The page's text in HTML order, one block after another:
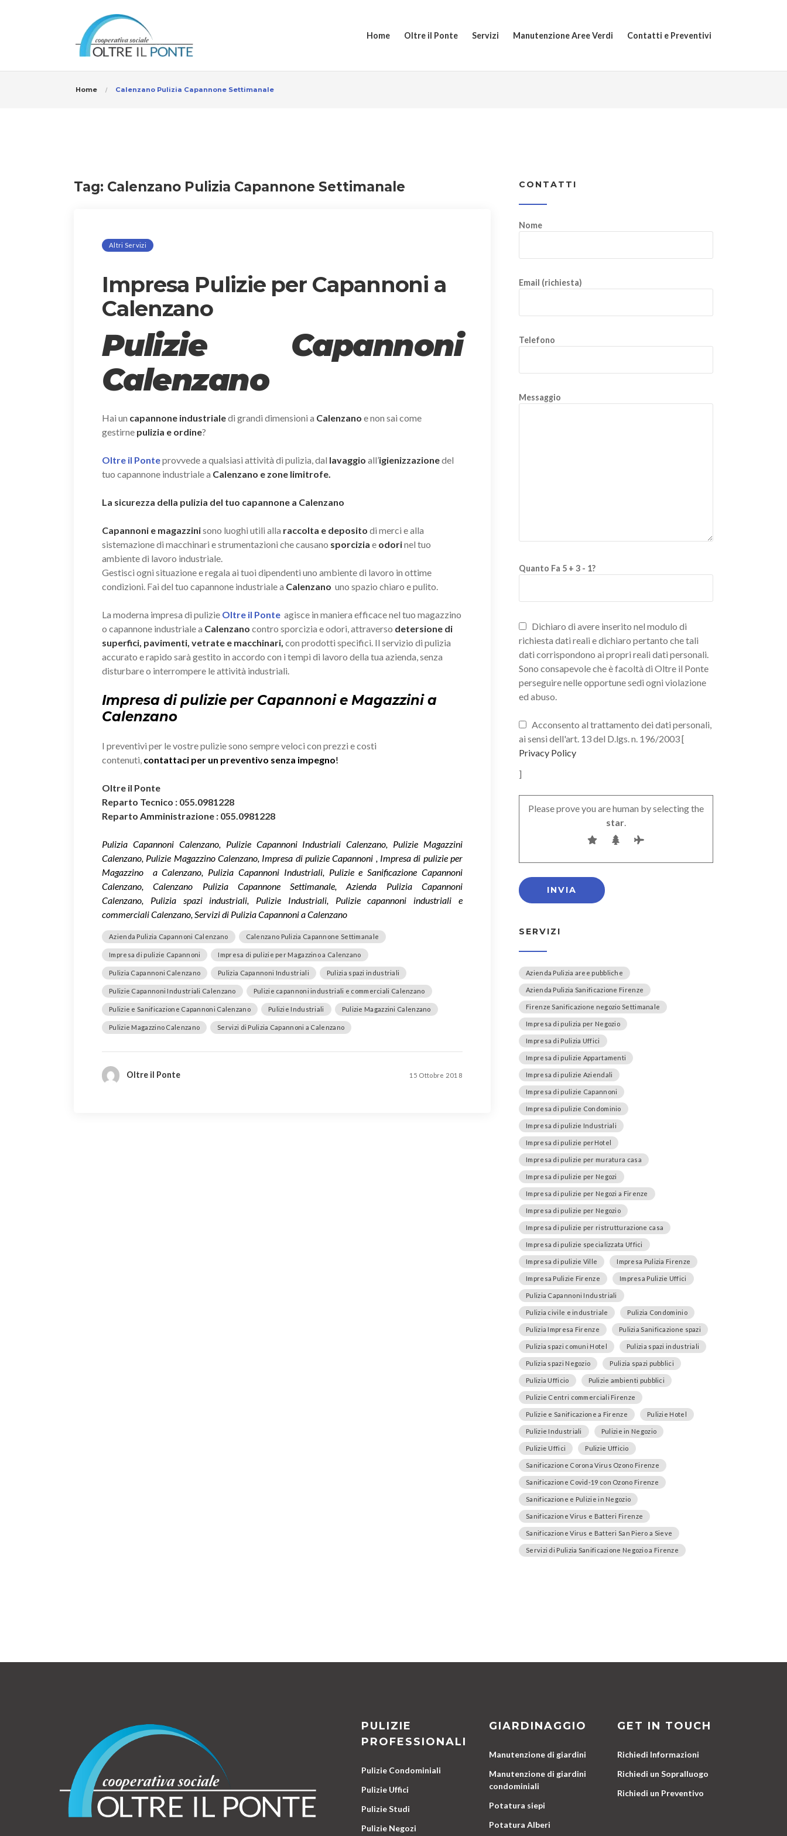
Home Oltre il Ponte Servizi Manutenzione Aree Verdi Contatti e Preventivi
Home Calenzano Pulizia Capannone Settimanale
Tag: Calenzano Pulizia Capannone Settimanale
Altri Servizi
Impresa Pulizie per Capannoni a
Calenzano
Pulizie Capannoni
Calenzano
Hai un capannone industrialedi grandi dimensioni a Calenzano e non sai come
gestirne pulizia e ordine?
Oltre il Ponteprovvede a qualsiasi attività di pulizia, dal lavaggio all’igienizzazionedel
tuo capannone industriale a Calenzano e zone limitrofe.
La sicurezza della pulizia del tuo capannone a Calenzano
Capannoni e magazzinisono luoghi utili alla raccolta e deposito di merci e alla
sistemazione di macchinari e strumentazioni che causano sporcizia e odorinel tuo
ambiente di lavoro industriale.
Gestisci ogni situazione e regala ai tuoi dipendenti uno ambiente di lavoro in ottime
condizioni. Fai del tuo capannone industriale a Calenzano uno spazio chiaro e pulito.
La moderna impresa di pulizie Oltre il Ponte agisce in maniera efficace nel tuo magazzino
o capannone industriale a Calenzano contro sporcizia e odori, attraverso detersione di
superfici, pavimenti, vetrate e macchinari, con prodotti specifici. Il servizio di pulizia
accurato e rapido sarà gestito in accordo con i tempi di lavoro della tua azienda, senza
disturbare o interrompere le attività industriali.
Impresa di pulizie per Capannoni e Magazzini a
Calenzano
I preventivi per le vostre pulizie sono sempre veloci con prezzi e costi
contenuti, contattaci per un preventivo senza impegno!
Oltre il Ponte
Reparto Tecnico : 055.0981228
Reparto Amministrazione : 055.0981228
Pulizia Capannoni Calenzano, Pulizie Capannoni Industriali Calenzano, Pulizie Magazzini
Calenzano, Pulizie Magazzino Calenzano, Impresa di pulizie Capannoni , Impresa di pulizie per
Magazzino a Calenzano, Pulizia Capannoni Industriali, Pulizie e Sanificazione Capannoni
Calenzano, Calenzano Pulizia Capannone Settimanale, Azienda Pulizia Capannoni
Calenzano, Pulizia spazi industriali, Pulizie Industriali, Pulizie capannoni industriali e
commerciali Calenzano, Servizi di Pulizia Capannoni a Calenzano
Azienda Pulizia Capannoni Calenzano Calenzano Pulizia Capannone Settimanale
Impresa di pulizie Capannoni Impresa di pulizie per Magazzino a Calenzano
Pulizia Capannoni Calenzano Pulizia Capannoni Industriali Pulizia spazi industriali
Pulizie Capannoni Industriali Calenzano Pulizie capannoni industriali e commerciali Calenzano
Pulizie e Sanificazione Capannoni Calenzano Pulizie Industriali Pulizie Magazzini Calenzano
Pulizie Magazzino Calenzano Servizi di Pulizia Capannoni a Calenzano
Oltre il Ponte 15 Ottobre 2018
CONTATTI
Nome
Email (richiesta)
Telefono
Messaggio
Quanto Fa 5 + 3 - 1?
Dichiaro di avere inserito nel modulo di
richiesta dati reali e dichiaro pertanto che tali
dati corrispondono ai propri reali dati personali.
Sono consapevole che è facoltà di Oltre il Ponte
perseguire nelle opportune sedi ogni violazione
ed abuso.
Acconsento al trattamento dei dati personali,
ai sensi dell'art. 13 del D.lgs. n. 196/2003 [
Privacy Policy
]
Please prove you are human by selecting the
star.
SERVIZI
Azienda Pulizia aree pubbliche
Azienda Pulizia Sanificazione Firenze
Firenze Sanificazione negozio Settimanale
Impresa di pulizia per Negozio
Impresa di Pulizia Uffici
Impresa di pulizie Appartamenti
Impresa di pulizie Aziendali
Impresa di pulizie Capannoni
Impresa di pulizie Condominio
Impresa di pulizie Industriali
Impresa di pulizie perHotel
Impresa di pulizie per muratura casa
Impresa di pulizie per Negozi
Impresa di pulizie per Negozi a Firenze
Impresa di pulizie per Negozio
Impresa di pulizie per ristrutturazione casa
Impresa di pulizie specializzata Uffici
Impresa di pulizie Ville Impresa Pulizia Firenze
Impresa Pulizie Firenze Impresa Pulizie Uffici
Pulizia Capannoni Industriali
Pulizia civile e industriale Pulizia Condominio
Pulizia Impresa Firenze Pulizia Sanificazione spazi
Pulizia spazi comuni Hotel Pulizia spazi industriali
Pulizia spazi Negozio Pulizia spazi pubblici
Pulizia Ufficio Pulizie ambienti pubblici
Pulizie Centri commerciali Firenze
Pulizie e Sanificazione a Firenze Pulizie Hotel
Pulizie Industriali Pulizie in Negozio
Pulizie Uffici Pulizie Ufficio
Sanificazione Corona Virus Ozono Firenze
Sanificazione Covid-19 con Ozono Firenze
Sanificazione e Pulizie in Negozio
Sanificazione Virus e Batteri Firenze
Sanificazione Virus e Batteri San Piero a Sieve
Servizi di Pulizia Sanificazione Negozio a Firenze
PULIZIE
PROFESSIONALI
Pulizie Condominiali
Pulizie Uffici
Pulizie Studi
Pulizie Negozi
GIARDINAGGIO
Manutenzione di giardini
Manutenzione di giardini
condominiali
Potatura siepi
Potatura Alberi
GET IN TOUCH
Richiedi Informazioni
Richiedi un Sopralluogo
Richiedi un Preventivo